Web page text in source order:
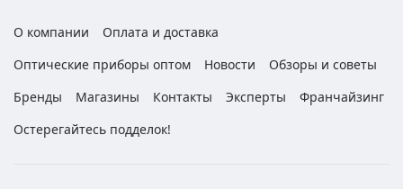
О компании
Оплата и доставка
Оптические приборы оптом
Новости
Обзоры и советы
Бренды
Магазины Контакты Эксперты
Франчайзинг
Остерегайтесь подделок!